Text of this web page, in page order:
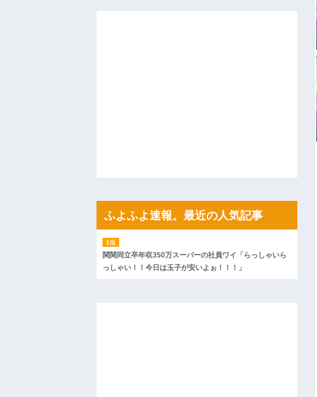
異なる2つの完成品を組み合わせてさらにパワーアッ
【画像】現役最強の呼び声が高いこの回転寿司、レ
【悲報】高市おサナ、被爆者代表を睨み付けてしまい
会社に突然「嫁に手を出しただろ」と怒りの電話が入
ハードオフに売っていた4万4000円のフィギュアがヤ
私「ちょっと、人の家の金庫触らないでよ！」キチマ
たから、開けてみようとしただけ☆』義兄「泥は出てけ
【ネット騒然】惨殺されたタワマン頂き女子のこの動
ｗｗｗｗｗｗｗｗｗｗ
【愕然】白のクラウン俺氏、高速道路左車線を制限速度
wwwwwwwwwwww
百年の恋12-899 食べた量を張り合ってくる
【悲報】佐藤輝明・・・２軍でも盛大にやらかす←あ
れ
ふよふよ速報。最近の人気記事
関関同立卒年収350万スーパーの社員ワイ「らっしゃいら
っしゃい！！今日は玉子が安いよぉ！！！」